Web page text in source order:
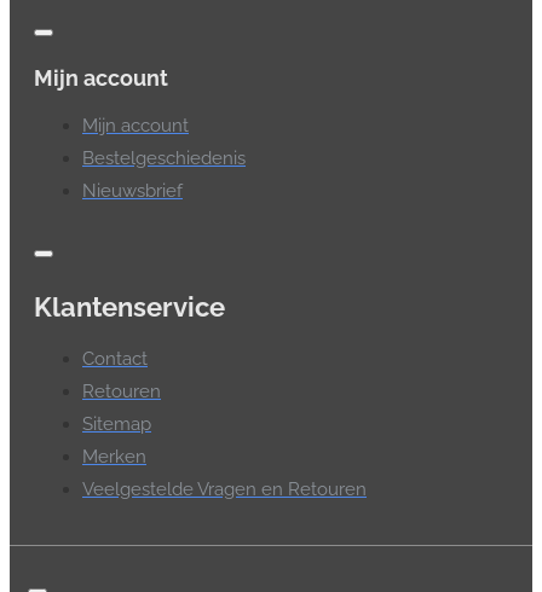
Mijn account
Mijn account
Bestelgeschiedenis
Nieuwsbrief
Klantenservice
Contact
Retouren
Sitemap
Merken
Veelgestelde Vragen en Retouren